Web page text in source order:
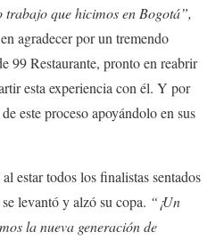
trabajo que hicimos en Bogotá”,
agradecer por un tremendo
99 Restaurante, pronto en reabrir
esta experiencia con él. Y por
este proceso apoyándolo en sus
estar todos los finalistas sentados
levantó y alzó su copa. “¡Un
la nueva generación de